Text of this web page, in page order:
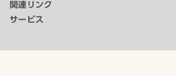
関連リンク
サービス